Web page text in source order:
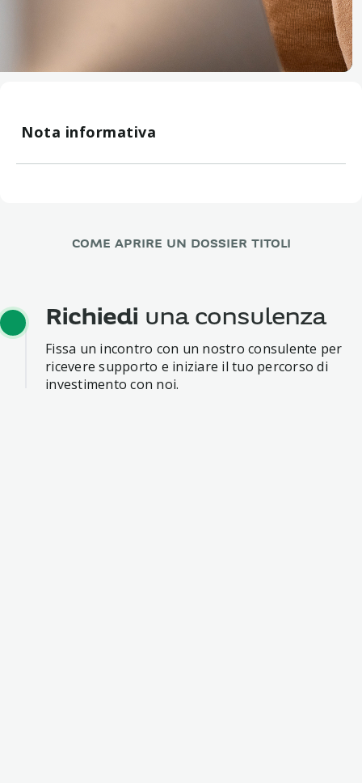
Nota informativa
COME APRIRE UN DOSSIER TITOLI
Richiedi una consulenza
Fissa un incontro con un nostro consulente per
ricevere supporto e iniziare il tuo percorso di
investimento con noi.